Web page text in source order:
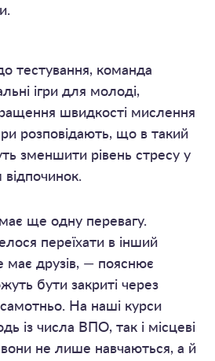
тестування, команда
ігри для молоді,
швидкості мислення
розповідають, що в такий
зменшити рівень стресу у
відпочинок.
ще одну перевагу.
переїхати в інший
має друзів, — пояснює
бути закриті через
На наші курси
із числа ВПО, так і місцеві
не лише навчаються, а й